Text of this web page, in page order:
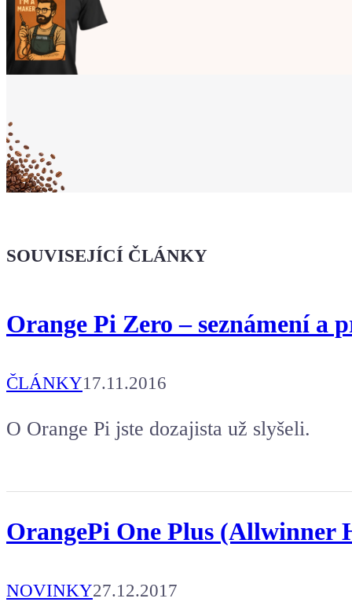
že jsi Maker!
Koupit tričko
SOUVISEJÍCÍ ČLÁNKY
Orange Pi Zero – seznámení a
ČLÁNKY17.11.2016
O Orange Pi jste dozajista už slyšeli.
OrangePi One Plus (Allwinner
NOVINKY27.12.2017